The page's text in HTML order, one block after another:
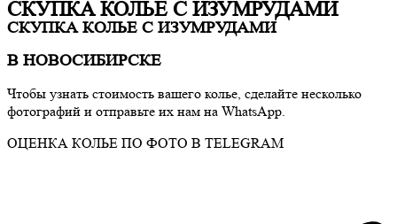
СКУПКА КОЛЬЕ С ИЗУМРУДАМИ
СКУПКА КОЛЬЕ С ИЗУМРУДАМИ
В НОВОСИБИРСКЕ
Чтобы узнать стоимость вашего колье, сделайте несколько
фотографий и отправьте их нам на WhatsApp.
ОЦЕНКА КОЛЬЕ ПО ФОТО В TELEGRAM